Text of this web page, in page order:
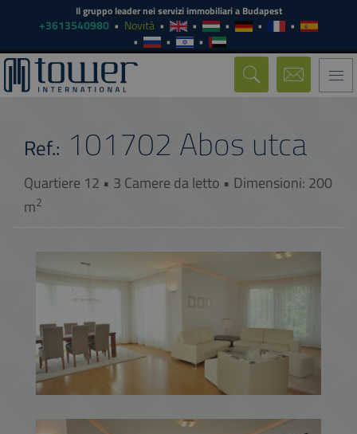
Il gruppo leader nei servizi immobiliari a Budapest
+3613540980 Novità
Abos utca
Ref.: 101702
Quartiere 12 • 3 Camere da letto • Dimensioni: 200
m2